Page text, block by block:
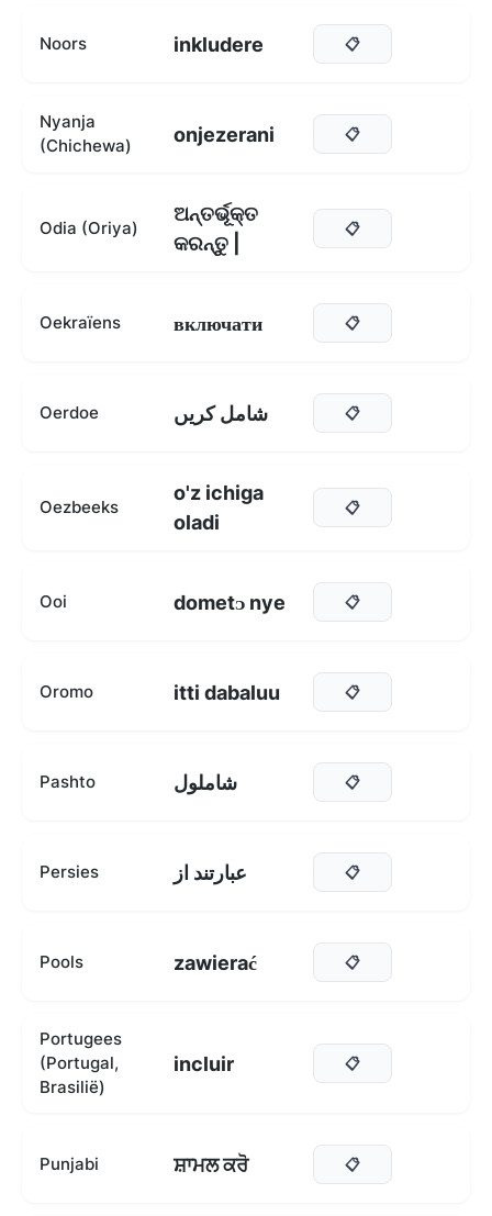
Noors inkludere 📋
Nyanja
(Chichewa)
onjezerani 📋
Odia (Oriya)
ଅନ୍ତର୍ଭୂକ୍ତ
କରନ୍ତୁ |
📋
Oekraïens включати 📋
Oerdoe شامل کریں 📋
Oezbeeks
o'z ichiga
oladi
📋
Ooi dometᴐ nye 📋
Oromo itti dabaluu 📋
Pashto شاملول 📋
Persies عبارتند از 📋
Pools zawierać 📋
Portugees
(Portugal,
Brasilië)
incluir 📋
Punjabi ਸ਼ਾਮਲ ਕਰੋ 📋